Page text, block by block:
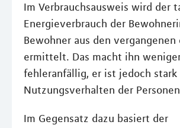
Im Verbrauchsausweis wird der
Energieverbrauch der
Bewohner aus den vergangenen
ermittelt. Das macht ihn
fehleranfällig, er ist jedoch stark
Nutzungsverhalten der
Im Gegensatz dazu basiert der